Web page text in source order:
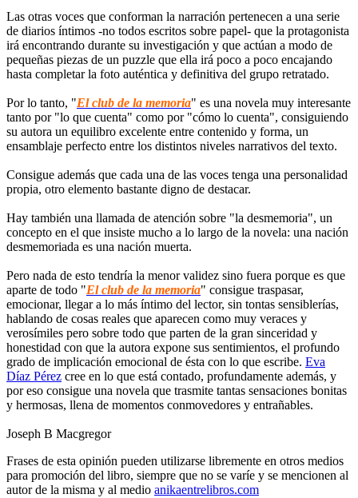
Las otras voces que conforman la narración pertenecen a una serie
de diarios íntimos -no todos escritos sobre papel- que la protagonista
irá encontrando durante su investigación y que actúan a modo de
pequeñas piezas de un puzzle que ella irá poco a poco encajando
hasta completar la foto auténtica y definitiva del grupo retratado.
Por lo tanto, "El club de la memoria" es una novela muy interesante
tanto por "lo que cuenta" como por "cómo lo cuenta", consiguiendo
su autora un equilibro excelente entre contenido y forma, un
ensamblaje perfecto entre los distintos niveles narrativos del texto.
Consigue además que cada una de las voces tenga una personalidad
propia, otro elemento bastante digno de destacar.
Hay también una llamada de atención sobre "la desmemoria", un
concepto en el que insiste mucho a lo largo de la novela: una nación
desmemoriada es una nación muerta.
Pero nada de esto tendría la menor validez sino fuera porque es que
aparte de todo "El club de la memoria" consigue traspasar,
emocionar, llegar a lo más íntimo del lector, sin tontas sensiblerías,
hablando de cosas reales que aparecen como muy veraces y
verosímiles pero sobre todo que parten de la gran sinceridad y
honestidad con que la autora expone sus sentimientos, el profundo
grado de implicación emocional de ésta con lo que escribe. Eva
Díaz Pérez cree en lo que está contado, profundamente además, y
por eso consigue una novela que trasmite tantas sensaciones bonitas
y hermosas, llena de momentos conmovedores y entrañables.
Joseph B Macgregor
Frases de esta opinión pueden utilizarse libremente en otros medios
para promoción del libro, siempre que no se varíe y se mencionen al
autor de la misma y al medio anikaentrelibros.com